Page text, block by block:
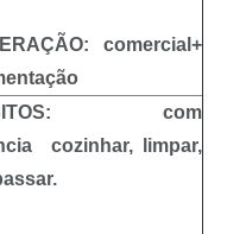
comercial+
com
cozinhar, limpar,